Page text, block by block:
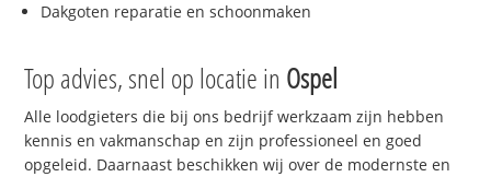
Dakgoten reparatie en schoonmaken
Top advies, snel op locatie in Ospel
Alle loodgieters die bij ons bedrijf werkzaam zijn hebben
kennis en vakmanschap en zijn professioneel en goed
opgeleid. Daarnaast beschikken wij over de modernste en